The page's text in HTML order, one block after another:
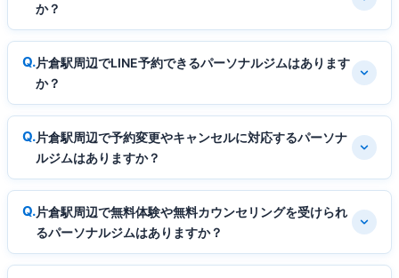
か？
片倉駅周辺でLINE予約できるパーソナルジムはあります
か？
片倉駅周辺で予約変更やキャンセルに対応するパーソナ
ルジムはありますか？
片倉駅周辺で無料体験や無料カウンセリングを受けられ
るパーソナルジムはありますか？